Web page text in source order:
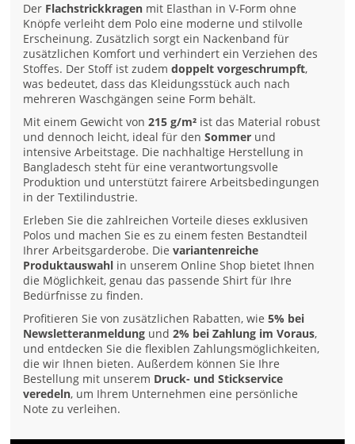
Der Flachstrickkragen mit Elasthan in V-Form ohne
Knöpfe verleiht dem Polo eine moderne und stilvolle
Erscheinung. Zusätzlich sorgt ein Nackenband für
zusätzlichen Komfort und verhindert ein Verziehen des
Stoffes. Der Stoff ist zudemdoppelt vorgeschrumpft,
was bedeutet, dass das Kleidungsstück auch nach
mehreren Waschgängen seine Form behält.
Mit einem Gewicht von215 g/m² ist das Material robust
und dennoch leicht, ideal für denSommer und
intensive Arbeitstage. Die nachhaltige Herstellung in
Bangladesch steht für eine verantwortungsvolle
Produktion und unterstützt fairere Arbeitsbedingungen
in der Textilindustrie.
Erleben Sie die zahlreichen Vorteile dieses exklusiven
Polos und machen Sie es zu einem festen Bestandteil
Ihrer Arbeitsgarderobe. Dievariantenreiche
Produktauswahl in unserem Online Shop bietet Ihnen
die Möglichkeit, genau das passende Shirt für Ihre
Bedürfnisse zu finden.
Profitieren Sie von zusätzlichen Rabatten, wie5% bei
Newsletteranmeldung und2% bei Zahlung im Voraus,
und entdecken Sie die flexiblen Zahlungsmöglichkeiten,
die wir Ihnen bieten. Außerdem können Sie Ihre
Bestellung mit unserem Druck- und Stickservice
veredeln, um Ihrem Unternehmen eine persönliche
Note zu verleihen.